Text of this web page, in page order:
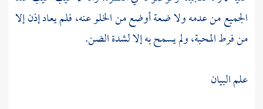
الجميع من عدمه ولا ضعة أوضع من الخلو عنه، فلم يعاد إذن إلا
من فرط المحبة، ولم يسمح به إلا لشدة الضن.
علم البيان